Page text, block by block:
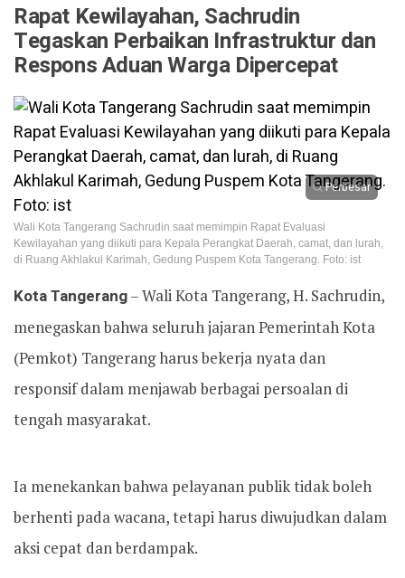
Rapat Kewilayahan, Sachrudin
Tegaskan Perbaikan Infrastruktur dan
Respons Aduan Warga Dipercepat
Perbesar
Wali Kota Tangerang Sachrudin saat memimpin Rapat Evaluasi
Kewilayahan yang diikuti para Kepala Perangkat Daerah, camat, dan lurah,
di Ruang Akhlakul Karimah, Gedung Puspem Kota Tangerang. Foto: ist
Kota Tangerang– Wali Kota Tangerang, H. Sachrudin,
menegaskan bahwa seluruh jajaran Pemerintah Kota
(Pemkot) Tangerang harus bekerja nyata dan
responsif dalam menjawab berbagai persoalan di
tengah masyarakat.
Ia menekankan bahwa pelayanan publik tidak boleh
berhenti pada wacana, tetapi harus diwujudkan dalam
aksi cepat dan berdampak.